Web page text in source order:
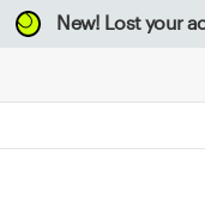
New! Lost your